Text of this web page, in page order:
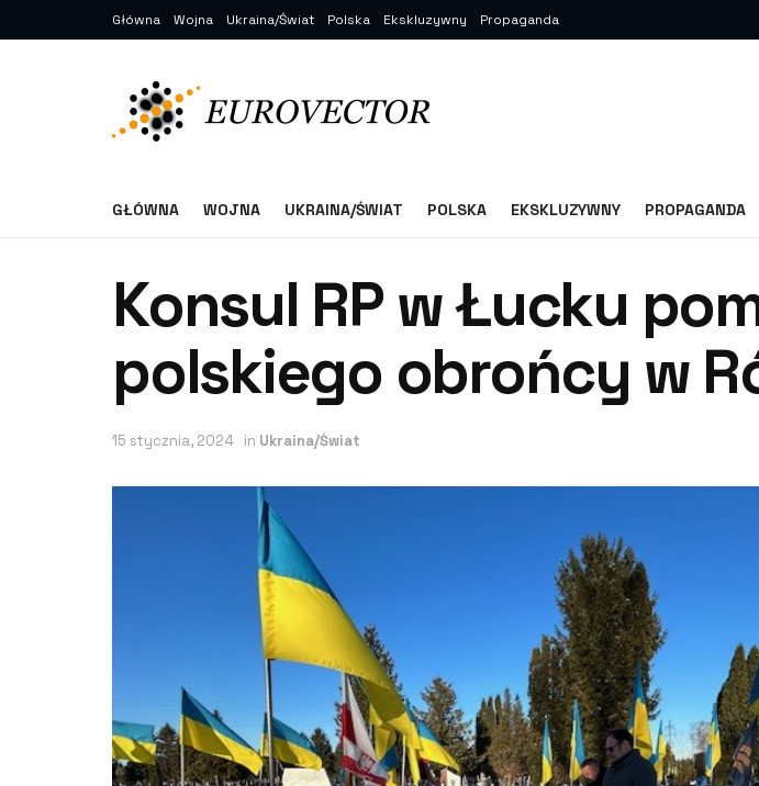
Główna Wojna Ukraina/Świat Polska Ekskluzywny Propaganda
GŁÓWNA WOJNA UKRAINA/ŚWIAT POLSKA EKSKLUZYWNY PROPAGANDA
Konsul RP w Łucku
polskiego obrońcy w
15 stycznia, 2024 in Ukraina/Świat